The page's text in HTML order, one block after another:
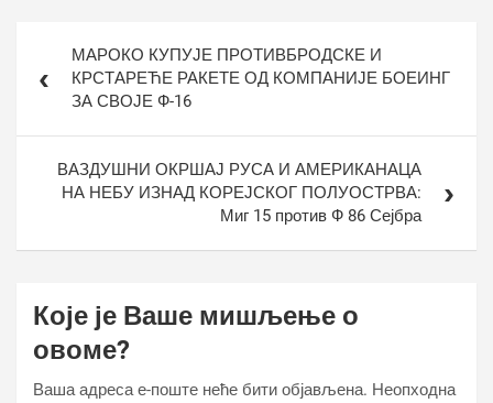
чланкаМАРОКО КУПУЈЕ ПРОТИВБРОДСКЕ И
КРСТАРЕЋЕ РАКЕТЕ ОД КОМПАНИЈЕ БОЕИНГ
ЗА СВОЈЕ Ф-16
ВАЗДУШНИ ОКРШАЈ РУСА И АМЕРИКАНАЦА
НА НЕБУ ИЗНАД КОРЕЈСКОГ ПОЛУОСТРВА:
Миг 15 против Ф 86 Сејбра
Које је Ваше мишљење о
овоме?
Ваша адреса е-поште неће бити објављена. Неопходна